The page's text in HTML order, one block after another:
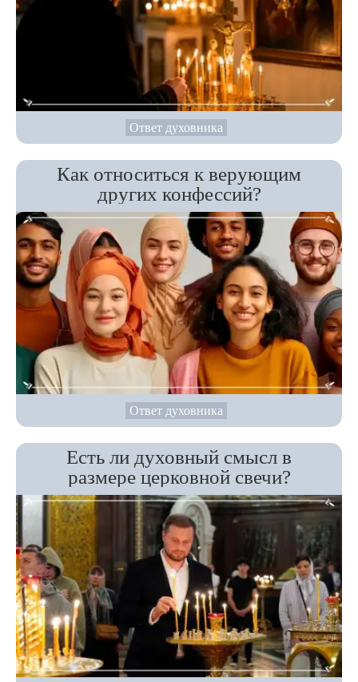
Ответ духовника
Как относиться к верующим
других конфессий?
Ответ духовника
Есть ли духовный смысл в
размере церковной свечи?